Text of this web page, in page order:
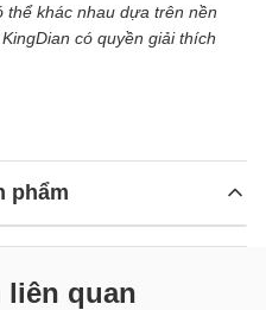
/ Samsung / Sk Hynix
thể khác nhau dựa trên nền
có quyền giải thích
phẩm
liên quan